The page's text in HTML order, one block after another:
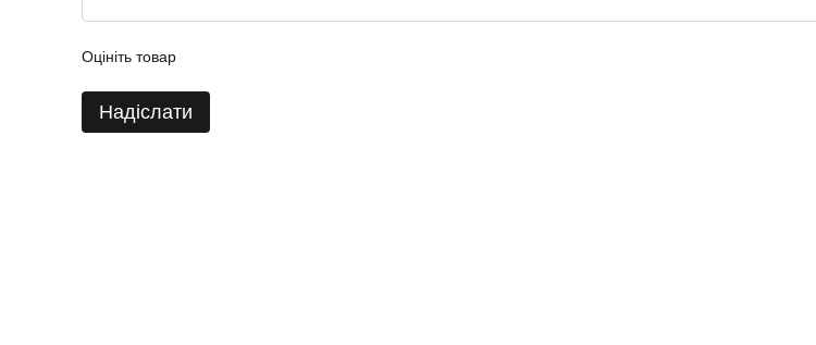
Оцініть товар
Надіслати